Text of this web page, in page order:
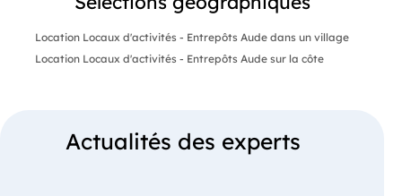
Location Locaux d'activités - Entrepôts Aude dans un village
Location Locaux d'activités - Entrepôts Aude sur la côte
Actualités des experts